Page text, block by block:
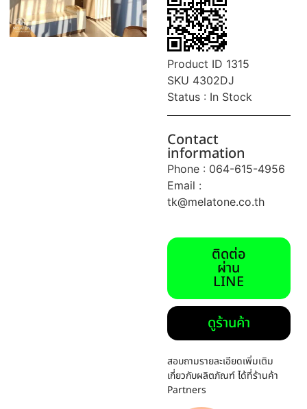
Product ID 1315
SKU 4302DJ
Status : In Stock
Contact
information
Phone : 064-615-4956
Email :
tk@melatone.co.th
ติดต่อ
ผ่าน
LINE
ดูร้านค้า
สอบถามรายละเอียดเพิ่มเติม
เกี่ยวกับผลิตภัณฑ์ ได้ที่ร้านค้า
Partners